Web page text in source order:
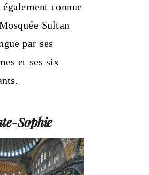
connue
Sultan
par ses
et ses six
Sophie